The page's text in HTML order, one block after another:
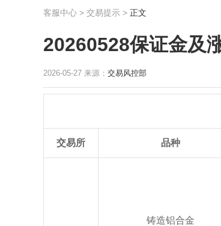
客服中心 > 交易提示 > 正文
20260528保证金及
2026-05-27 来源： 交易风控部
交易所 品种
铸造铝合金